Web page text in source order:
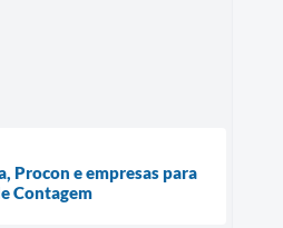
Procon e empresas para
Contagem